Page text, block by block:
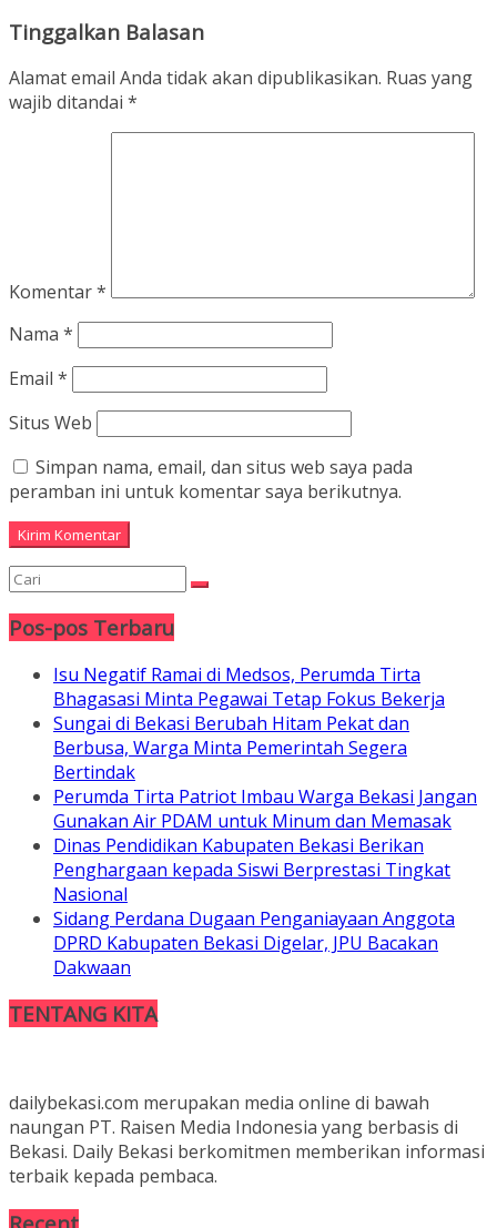
Tinggalkan Balasan
Alamat email Anda tidak akan dipublikasikan. Ruas yang
wajib ditandai *
Komentar*
Nama *
Email *
Situs Web
Simpan nama, email, dan situs web saya pada
peramban ini untuk komentar saya berikutnya.
Pos-pos Terbaru
Isu Negatif Ramai di Medsos, Perumda Tirta
Bhagasasi Minta Pegawai Tetap Fokus Bekerja
Sungai di Bekasi Berubah Hitam Pekat dan
Berbusa, Warga Minta Pemerintah Segera
Bertindak
Perumda Tirta Patriot Imbau Warga Bekasi Jangan
Gunakan Air PDAM untuk Minum dan Memasak
Dinas Pendidikan Kabupaten Bekasi Berikan
Penghargaan kepada Siswi Berprestasi Tingkat
Nasional
Sidang Perdana Dugaan Penganiayaan Anggota
DPRD Kabupaten Bekasi Digelar, JPU Bacakan
Dakwaan
TENTANG KITA
dailybekasi.com merupakan media online di bawah
naungan PT. Raisen Media Indonesia yang berbasis di
Bekasi. Daily Bekasi berkomitmen memberikan informasi
terbaik kepada pembaca.